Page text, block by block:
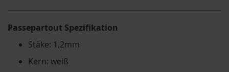
Passepartout Spezifikation
Stäke: 1,2mm
Kern: weiß